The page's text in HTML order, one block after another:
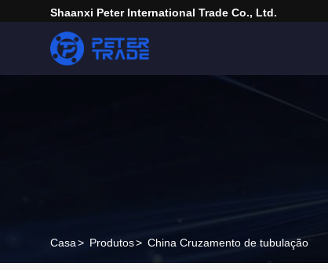
Shaanxi Peter International Trade Co., Ltd.
Casa> Produtos> China Cruzamento de tubulação